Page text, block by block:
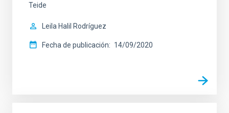
Teide
Leila Halil Rodríguez
Fecha de publicación 14/09/2020